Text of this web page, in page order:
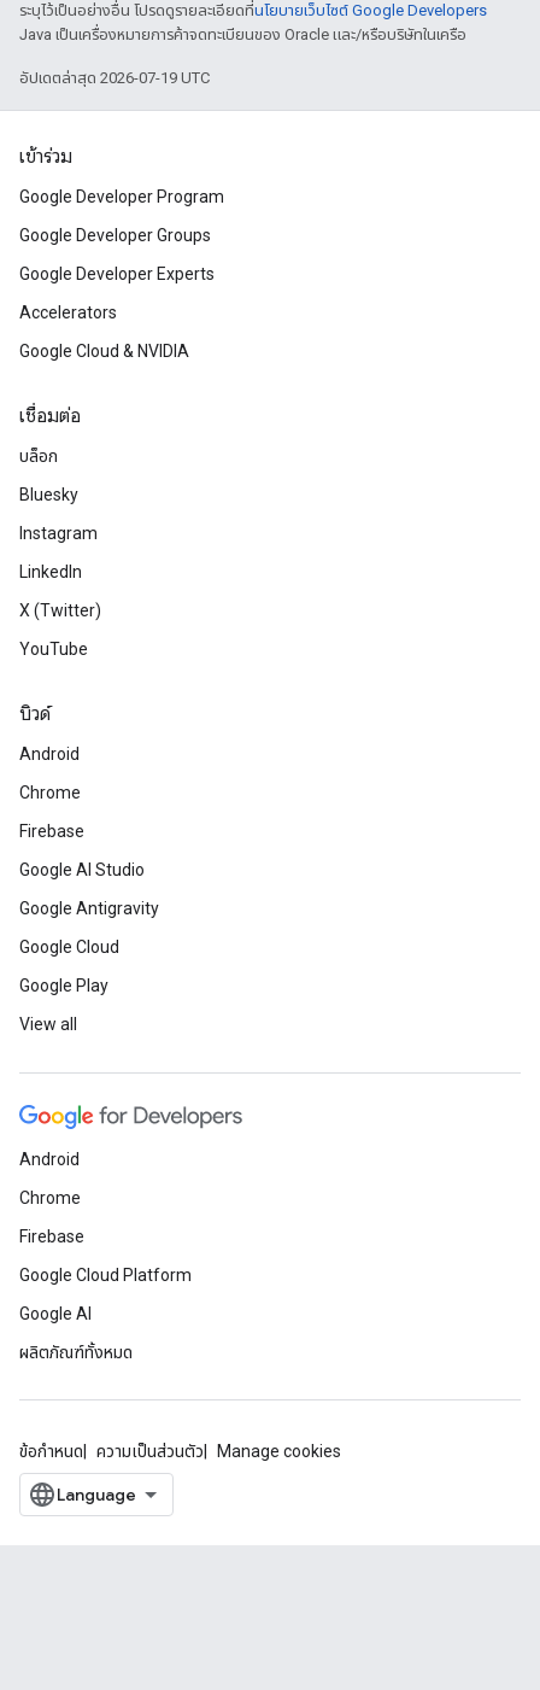
ระบุไว้เป็นอย่างอื่น โปรดดูรายละเอียดที่นโยบายเว็บไซต์ Google Developers
Java เป็นเครื่องหมายการค้าจดทะเบียนของ Oracle และ/หรือบริษัทในเครือ
อัปเดตล่าสุด 2026-07-19 UTC
เข้าร่วม
Google Developer Program
Google Developer Groups
Google Developer Experts
Accelerators
Google Cloud & NVIDIA
เชื่อมต่อ
บล็อก
Bluesky
Instagram
LinkedIn
X (Twitter)
YouTube
บิวด์
Android
Chrome
Firebase
Google AI Studio
Google Antigravity
Google Cloud
Google Play
View all
Android
Chrome
Firebase
Google Cloud Platform
Google AI
ผลิตภัณฑ์ทั้งหมด
ข้อกำหนด ความเป็นส่วนตัว Manage cookies